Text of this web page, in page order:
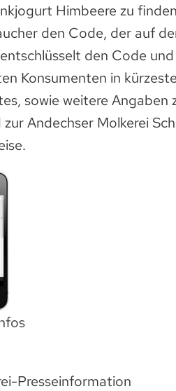
Himbeere zu
den Code, der auf
den Code
Konsumenten in
sowie weitere Angaben
Andechser Molkerei
Presseinformation